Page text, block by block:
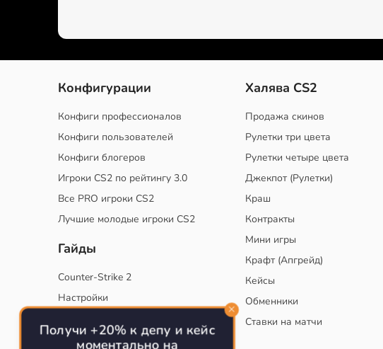
Конфигурации
Конфиги профессионалов
Конфиги пользователей
Конфиги блогеров
Игроки CS2 по рейтингу 3.0
Все PRO игроки CS2
Лучшие молодые игроки CS2
Гайды
Counter-Strike 2
Настройки
Тактики
Халява CS2
Продажа скинов
Рулетки три цвета
Рулетки четыре цвета
Джекпот (Рулетки)
Краш
Контракты
Мини игры
Крафт (Апгрейд)
Кейсы
Обменники
Ставки на матчи
Получи +20% к депу и кейс
моментально на